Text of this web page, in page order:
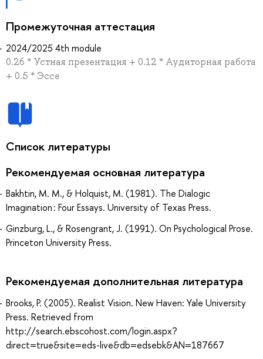
Промежуточная аттестация
2024/2025 4th module
0.26 * Устная презентация + 0.12 * Аудиторная работа
+ 0.5 * Эссе
Список литературы
Рекомендуемая основная литература
Bakhtin, M. M., & Holquist, M. (1981). The Dialogic
Imagination : Four Essays. University of Texas Press.
Ginzburg, L., & Rosengrant, J. (1991). On Psychological Prose.
Princeton University Press.
Рекомендуемая дополнительная литература
Brooks, P. (2005). Realist Vision. New Haven: Yale University
Press. Retrieved from
http://search.ebscohost.com/login.aspx?
direct=true&site=eds-live&db=edsebk&AN=187667